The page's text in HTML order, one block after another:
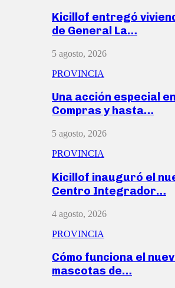
Kicillof entregó
de General La…
5 agosto, 2026
PROVINCIA
Una acción especial
Compras y hasta…
5 agosto, 2026
PROVINCIA
Kicillof inauguró el
Centro Integrador…
4 agosto, 2026
PROVINCIA
Cómo funciona el
mascotas de…